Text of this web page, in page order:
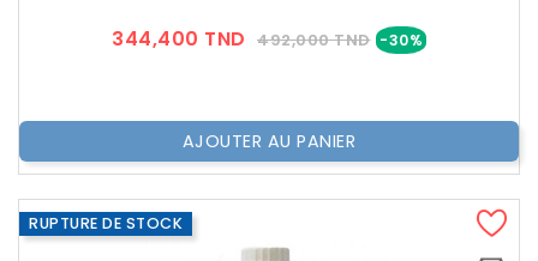
344,400 TND Prix
492,000 TND -30%Prix
AJOUTER AU PANIER
RUPTURE DE STOCK